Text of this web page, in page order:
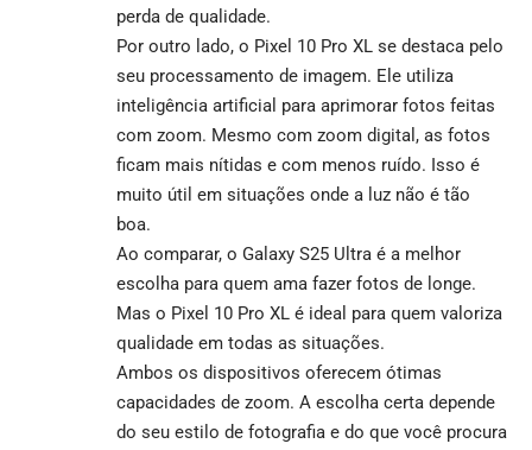
perda de qualidade.
Por outro lado, o Pixel 10 Pro XL se destaca pelo
seu processamento de imagem. Ele utiliza
inteligência artificial para aprimorar fotos feitas
com zoom. Mesmo com zoom digital, as fotos
ficam mais nítidas e com menos ruído. Isso é
muito útil em situações onde a luz não é tão
boa.
Ao comparar, o Galaxy S25 Ultra é a melhor
escolha para quem ama fazer fotos de longe.
Mas o Pixel 10 Pro XL é ideal para quem valoriza
qualidade em todas as situações.
Ambos os dispositivos oferecem ótimas
capacidades de zoom. A escolha certa depende
do seu estilo de fotografia e do que você procura